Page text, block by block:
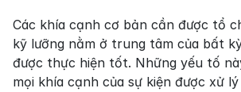
Các khía cạnh cơ bản cần được tổ
kỹ lưỡng nằm ở trung tâm của bất
được thực hiện tốt. Những yếu tố
mọi khía cạnh của sự kiện được xử